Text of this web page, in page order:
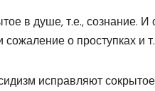
в душе, т.е., сознание.
сожаление о проступках и
исправляют